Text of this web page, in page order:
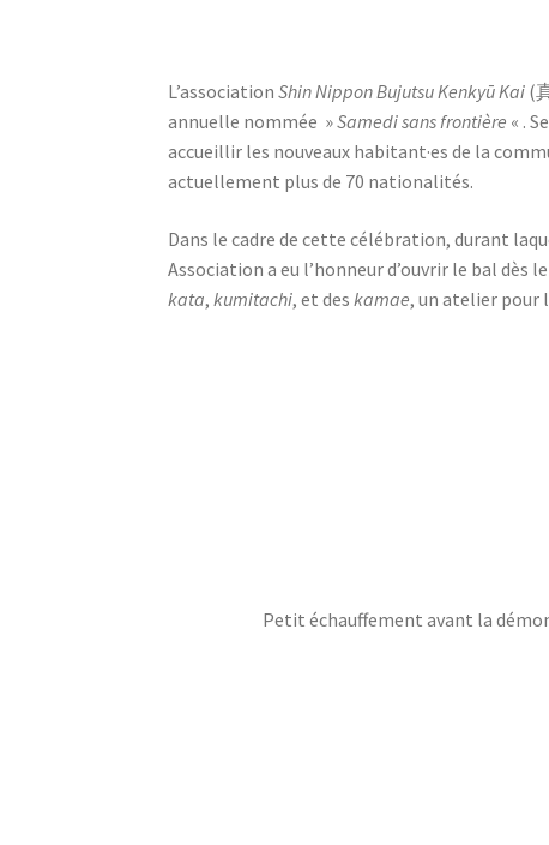
L’associationShin Nippon Bujutsu Kenkyū Kai (
annuelle nommée »Samedi sans frontière « .
accueillir les nouveaux habitant·es de la
actuellement plus de 70 nationalités.
Dans le cadre de cette célébration, durant
Association a eu l’honneur d’ouvrir le bal dès
kata,kumitachi, et deskamae, un atelier pour
Petit échauffement avant la